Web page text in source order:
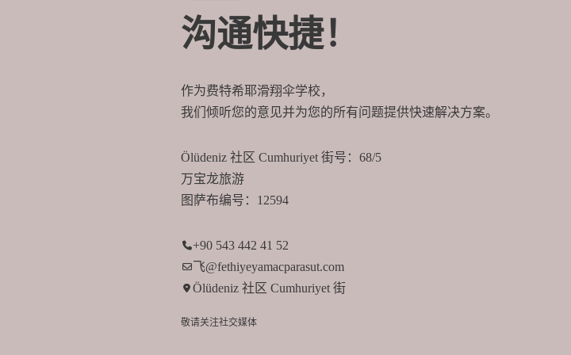
沟通快捷！
作为费特希耶滑翔伞学校，
我们倾听您的意见并为您的所有问题提供快速解决方案。
Ölüdeniz 社区 Cumhuriyet 街号：68/5
万宝龙旅游
图萨布编号：12594
+90 543 442 41 52
飞@fethiyeyamacparasut.com
Ölüdeniz 社区 Cumhuriyet 街
敬请关注社交媒体